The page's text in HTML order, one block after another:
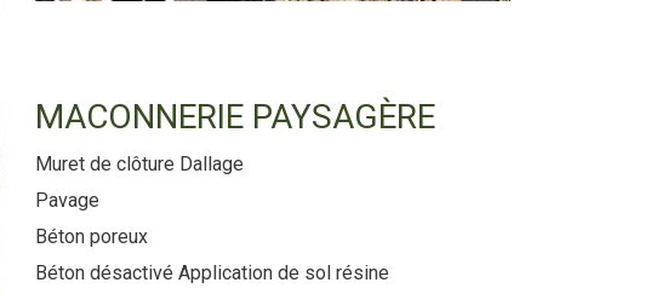
MACONNERIE PAYSAGÈRE
Muret de clôture Dallage
Pavage
Béton poreux
Béton désactivé Application de sol résine